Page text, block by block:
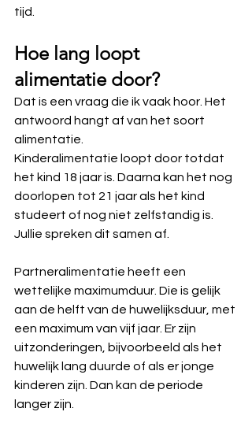
tijd.
Hoe lang loopt
alimentatie door?
Dat is een vraag die ik vaak hoor. Het
antwoord hangt af van het soort
alimentatie.
Kinderalimentatie loopt door totdat
het kind 18 jaar is. Daarna kan het nog
doorlopen tot 21 jaar als het kind
studeert of nog niet zelfstandig is.
Jullie spreken dit samen af.
Partneralimentatie heeft een
wettelijke maximumduur. Die is gelijk
aan de helft van de huwelijksduur, met
een maximum van vijf jaar. Er zijn
uitzonderingen, bijvoorbeeld als het
huwelijk lang duurde of als er jonge
kinderen zijn. Dan kan de periode
langer zijn.